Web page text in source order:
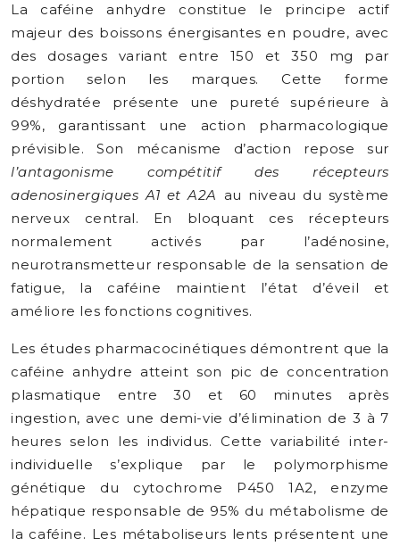
La caféine anhydre constitue le principe actif
majeur des boissons énergisantes en poudre, avec
des dosages variant entre 150 et 350 mg par
portion selon les marques. Cette forme
déshydratée présente une pureté supérieure à
99%, garantissant une action pharmacologique
prévisible. Son mécanisme d’action repose sur
l’antagonisme compétitif des récepteurs
adenosinergiques A1 et A2A au niveau du système
nerveux central. En bloquant ces récepteurs
normalement activés par l’adénosine,
neurotransmetteur responsable de la sensation de
fatigue, la caféine maintient l’état d’éveil et
améliore les fonctions cognitives.
Les études pharmacocinétiques démontrent que la
caféine anhydre atteint son pic de concentration
plasmatique entre 30 et 60 minutes après
ingestion, avec une demi-vie d’élimination de 3 à 7
heures selon les individus. Cette variabilité inter-
individuelle s’explique par le polymorphisme
génétique du cytochrome P450 1A2, enzyme
hépatique responsable de 95% du métabolisme de
la caféine. Les métaboliseurs lents présentent une